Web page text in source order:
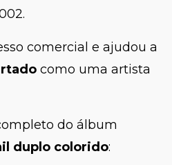
comercial e ajudou a
como uma artista
do álbum
duplo colorido: